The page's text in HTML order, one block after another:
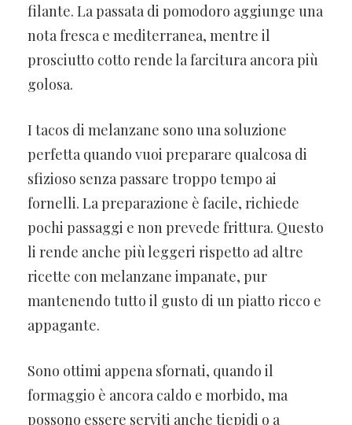
filante. La passata di pomodoro aggiunge una
nota fresca e mediterranea, mentre il
prosciutto cotto rende la farcitura ancora più
golosa.
I tacos di melanzane sono una soluzione
perfetta quando vuoi preparare qualcosa di
sfizioso senza passare troppo tempo ai
fornelli. La preparazione è facile, richiede
pochi passaggi e non prevede frittura. Questo
li rende anche più leggeri rispetto ad altre
ricette con melanzane impanate, pur
mantenendo tutto il gusto di un piatto ricco e
appagante.
Sono ottimi appena sfornati, quando il
formaggio è ancora caldo e morbido, ma
possono essere serviti anche tiepidi o a